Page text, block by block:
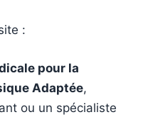
:
pour la
Adaptée,
ou un spécialiste